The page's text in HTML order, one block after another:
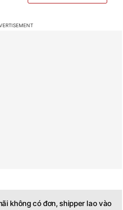
không có đơn, shipper lao vào